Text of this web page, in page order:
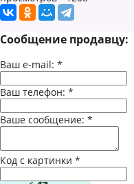
Сообщение продавцу:
Ваш e-mail: *
Ваш телефон: *
Ваше сообщение: *
Код с картинки *